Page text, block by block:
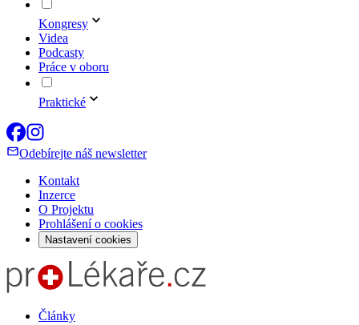
Kongresy
Videa
Podcasty
Práce v oboru
Praktické
Odebírejte náš newsletter
Kontakt
Inzerce
O Projektu
Prohlášení o cookies
Nastavení cookies
Články